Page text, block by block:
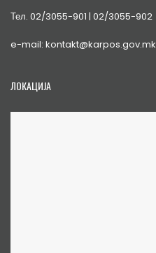
Тел. 02/3055-901 | 02/3055-902
e-mail: kontakt@karpos.gov.mk
ЛОКАЦИЈА